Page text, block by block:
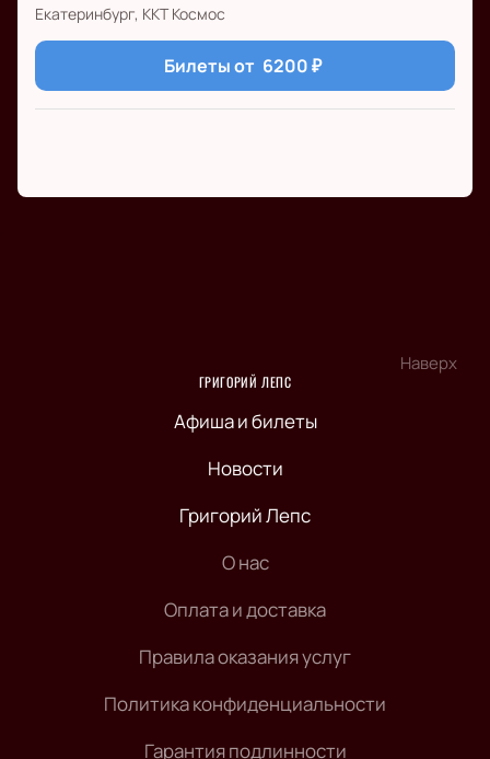
Екатеринбург, ККТ Космос
Билеты от 6200₽
Наверх
ГРИГОРИЙ ЛЕПС
Афиша и билеты
Новости
Григорий Лепс
О нас
Оплата и доставка
Правила оказания услуг
Политика конфиденциальности
Гарантия подлинности